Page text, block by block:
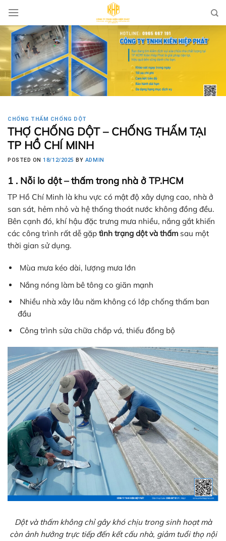
content
CHỐNG THẤM CHỐNG DỘT
THỢ CHỐNG DỘT – CHỐNG THẤM TẠI
TP HỒ CHÍ MINH
POSTED ON18/12/2025 BY ADMIN
1 . Nỗi lo dột – thấm trong nhà ở TP.HCM
TP Hồ Chí Minh là khu vực có mật độ xây dựng cao, nhà ở
san sát, hẻm nhỏ và hệ thống thoát nước không đồng đều.
Bên cạnh đó, khí hậu đặc trưng mưa nhiều, nắng gắt khiến
các công trình rất dễ gặp tình trạng dột và thấm sau một
thời gian sử dụng.
Mùa mưa kéo dài, lượng mưa lớn
Nắng nóng làm bê tông co giãn mạnh
Nhiều nhà xây lâu năm không có lớp chống thấm ban
đầu
Công trình sửa chữa chắp vá, thiếu đồng bộ
Dột và thấm không chỉ gây khó chịu trong sinh hoạt mà
còn ảnh hưởng trực tiếp đến kết cấu nhà, giảm tuổi thọ nội